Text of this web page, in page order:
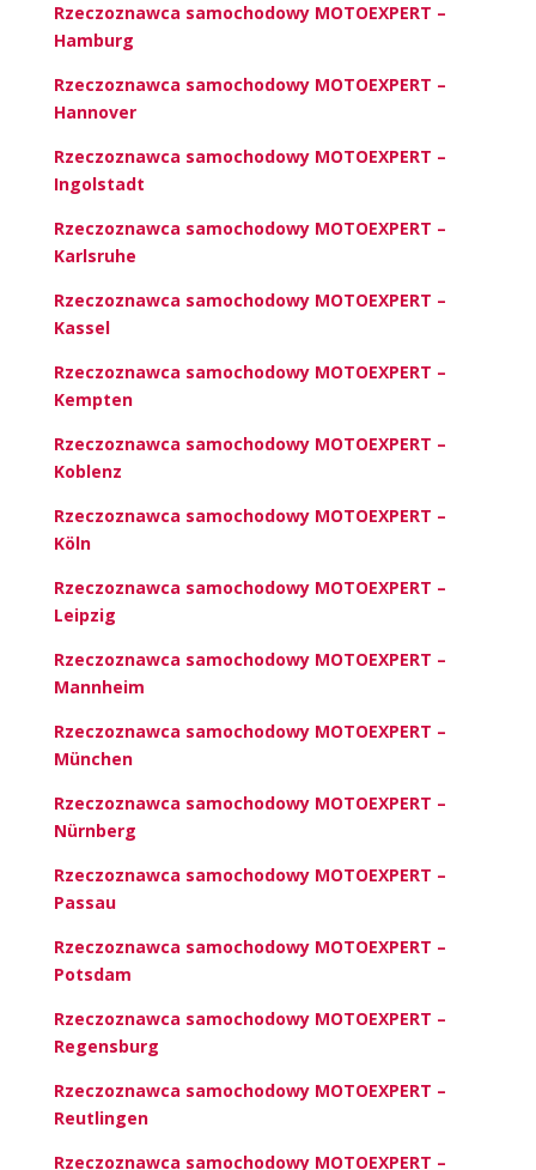
Rzeczoznawca samochodowy MOTOEXPERT –
Hamburg
Rzeczoznawca samochodowy MOTOEXPERT –
Hannover
Rzeczoznawca samochodowy MOTOEXPERT –
Ingolstadt
Rzeczoznawca samochodowy MOTOEXPERT –
Karlsruhe
Rzeczoznawca samochodowy MOTOEXPERT –
Kassel
Rzeczoznawca samochodowy MOTOEXPERT –
Kempten
Rzeczoznawca samochodowy MOTOEXPERT –
Koblenz
Rzeczoznawca samochodowy MOTOEXPERT –
Köln
Rzeczoznawca samochodowy MOTOEXPERT –
Leipzig
Rzeczoznawca samochodowy MOTOEXPERT –
Mannheim
Rzeczoznawca samochodowy MOTOEXPERT –
München
Rzeczoznawca samochodowy MOTOEXPERT –
Nürnberg
Rzeczoznawca samochodowy MOTOEXPERT –
Passau
Rzeczoznawca samochodowy MOTOEXPERT –
Potsdam
Rzeczoznawca samochodowy MOTOEXPERT –
Regensburg
Rzeczoznawca samochodowy MOTOEXPERT –
Reutlingen
Rzeczoznawca samochodowy MOTOEXPERT –